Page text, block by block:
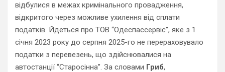
відбулися в межах кримінального провадження,
відкритого через можливе ухилення від сплати
податків. Йдеться про ТОВ “Одеспассервіс”, яке з 1
січня 2023 року до серпня 2025-го не перераховувало
податки з перевезень, що здійснювалися на
автостанції “Старосінна”. За словами Гриб,